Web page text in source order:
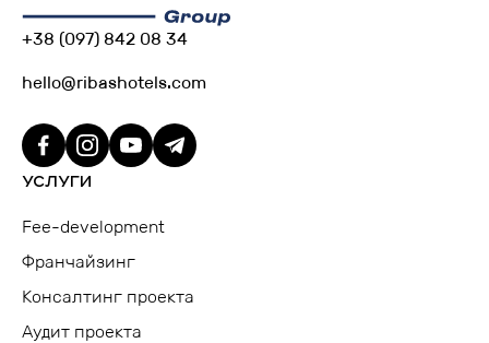
УСЛУГИ
Fee-development
Франчайзинг
Консалтинг проекта
Аудит проекта
+38 (097) 842 08 34
hello@ribashotels.com